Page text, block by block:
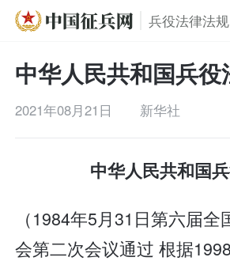
兵役法律法规
中华人民共和国兵役
2021年08月21日 新华社
中华人民共和国
（1984年5月31日第六届
会第二次会议通过 根据